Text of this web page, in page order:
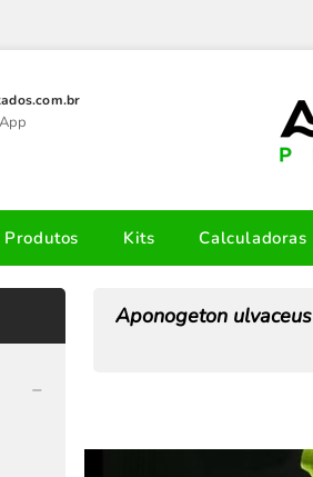
Produtos Kits Calculadoras
Aponogeton ulvaceus